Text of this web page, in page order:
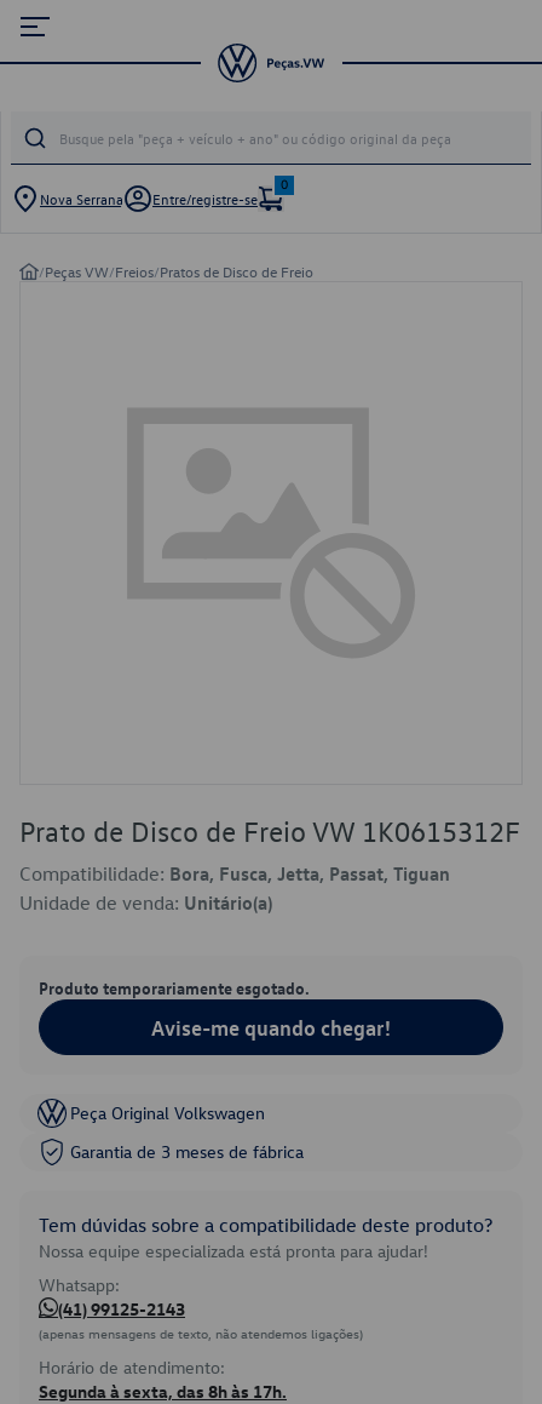
Nova Serrana Entre/registre-se
0
/Peças VW/Freios/Pratos de Disco de Freio
Prato de Disco de Freio VW 1K0615312F
Compatibilidade: Bora, Fusca, Jetta, Passat, Tiguan
Unidade de venda: Unitário(a)
Produto temporariamente esgotado.
Avise-me quando chegar!
Peça Original Volkswagen
Garantia de 3 meses de fábrica
Tem dúvidas sobre a compatibilidade deste produto?
Nossa equipe especializada está pronta para ajudar!
Whatsapp:
(41) 99125-2143
(apenas mensagens de texto, não atendemos ligações)
Horário de atendimento:
Segunda à sexta, das 8h às 17h.